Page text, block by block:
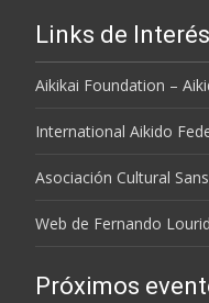
Links de Interés
Aikikai Foundation –
International Aikido
Asociación Cultural
Web de Fernando
Próximos